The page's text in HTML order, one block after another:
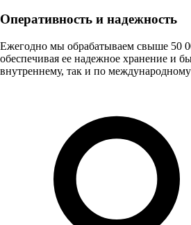
Оперативность и надежность
Ежегодно мы обрабатываем свыше 50
обеспечивая ее надежное хранение и
внутреннему, так и по